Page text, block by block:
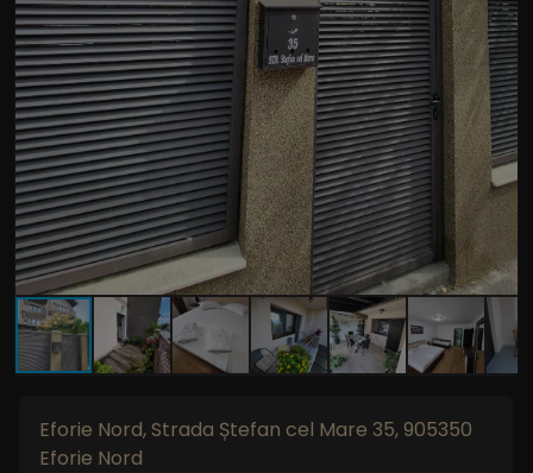
Eforie Nord, Strada Ștefan cel Mare 35, 905350
Eforie Nord